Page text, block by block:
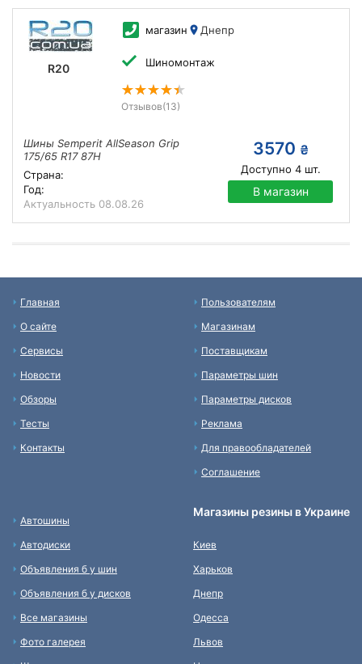
R20
магазин Днепр
Шиномонтаж
Отзывов(13)
Шины Semperit AllSeason Grip
175/65 R17 87H
Страна:
Год:
Актуальность 08.08.26
3570 ₴
Доступно 4шт.
В магазин
Главная
О сайте
Сервисы
Новости
Обзоры
Тесты
Контакты
Пользователям
Магазинам
Поставщикам
Параметры шин
Параметры дисков
Реклама
Для правообладателей
Соглашение
Автошины
Автодиски
Объявления б у шин
Объявления б у дисков
Все магазины
Фото галерея
Магазины резины в Украине
Киев
Харьков
Днепр
Одесса
Львов